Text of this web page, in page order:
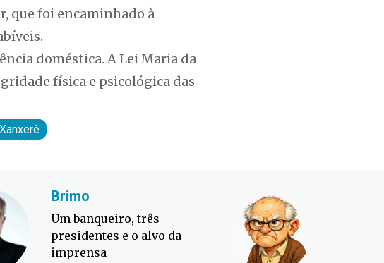
que foi encaminhado à
doméstica. A Lei Maria da
física e psicológica das
Xanxerê
Brimo
Um banqueiro, três
presidentes e o alvo da
imprensa